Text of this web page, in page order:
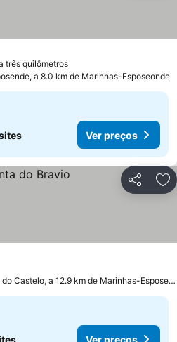
três quilômetrosVer preços
preços
a 8.0 km de Marinhas-Esposeonde
Ver preços
Partilhar
do Castelo, a 12.9 km de Marinhas-
Ver preços